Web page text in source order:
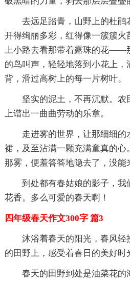
去远足踏青，山野上的杜鹃
开得绚丽多彩，红得像一簇簇火
上小路去看那带着露珠的花——
的鸟叫声，轻轻地落到小花上
背，滑过高树上的每一片树叶。
坚实的泥土，不再沉默。
上谱出一曲曲劳动的乐章。
走进雾的世界，让那细细
裙，及至沾满一颗充满童真的心
那雾，便羞答答地隐去了，没能
到处都有春姑娘的影子，我
花香。多么可爱的春天啊！
四年级春天作文300字 篇3
沐浴着春天的阳光，春风轻
的田野上，感受着春日的美好时
春天的田野到处是油菜花的